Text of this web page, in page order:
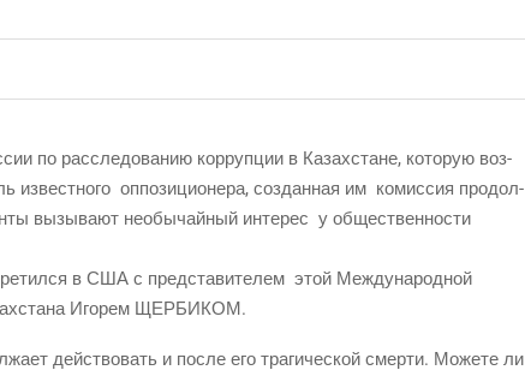
по рас­сле­до­ва­нию кор­руп­ции в Казах­стане, кото­рую воз­
извест­но­го оппо­зи­ци­о­не­ра, создан­ная им комис­сия про­дол­
вызы­ва­ют необы­чай­ный инте­рес у обще­ствен­но­сти
в США с пред­ста­ви­те­лем этой Меж­ду­на­род­ной
Иго­рем ЩЕРБИКОМ.
дей­ство­вать и после его тра­ги­че­ской смер­ти. Може­те ли